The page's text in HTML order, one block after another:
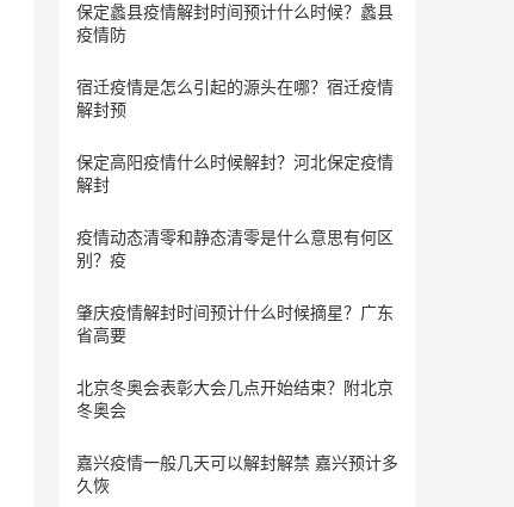
保定蠡县疫情解封时间预计什么时候？蠡县
疫情防
宿迁疫情是怎么引起的源头在哪？宿迁疫情
解封预
保定​高阳疫情什么时候解封？河北保定疫情
解封
疫情动态清零和静态清零是什么意思有何区
别？疫
肇庆疫情解封时间预计什么时候摘星？广东
省高要
北京冬奥会表彰大会几点开始结束？附北京
冬奥会
嘉兴疫情一般几天可以解封解禁 嘉兴预计多
久恢